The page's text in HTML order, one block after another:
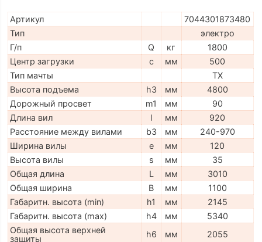
Артикул
7044301873480
Тип
электро
Г/п
Q кг
1800
Центр загрузки
c мм
500
Тип мачты
TX
Высота подъема
h3 мм
4800
Дорожный просвет
m1 мм
90
Длина вил
l мм
920
Расстояние между вилами
b3 мм
240-970
Ширина вилы
e мм
120
Высота вилы
s мм
35
Общая длина
L мм
3010
Общая ширина
B мм
1100
Габаритн. высота (min)
h1 мм
2145
Габаритн. высота (max)
h4 мм
5340
Общая высота верхней
защиты
h6 мм 2055